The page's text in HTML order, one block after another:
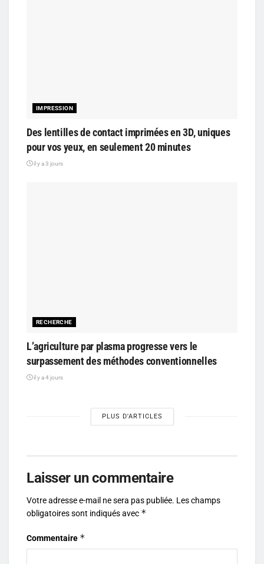
IMPRESSION
Des lentilles de contact imprimées en 3D, uniques
pour vos yeux, en seulement 20 minutes
il y a 3 jours
RECHERCHE
L’agriculture par plasma progresse vers le
surpassement des méthodes conventionnelles
il y a 4 jours
PLUS D'ARTICLES
Laisser un commentaire
Votre adresse e-mail ne sera pas publiée. Les champs
obligatoires sont indiqués avec *
Commentaire *